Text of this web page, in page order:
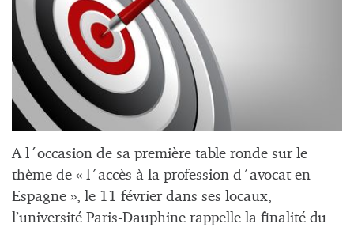
A l´occasion de sa première table ronde sur le
thème de « l´accès à la profession d´avocat en
Espagne », le 11 février dans ses locaux,
l’université Paris-Dauphine rappelle la finalité du